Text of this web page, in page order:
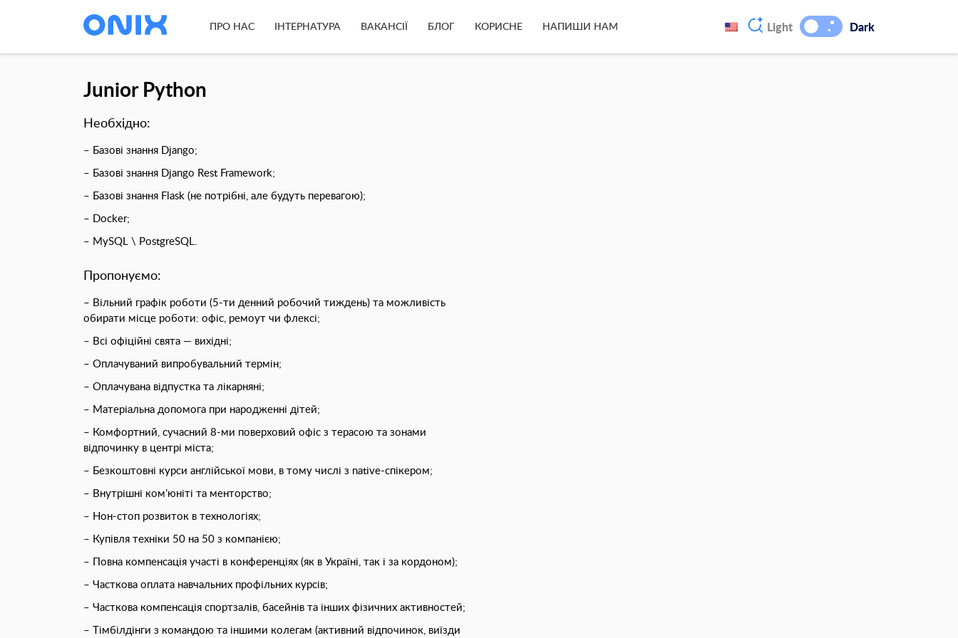
ПРО НАС ІНТЕРНАТУРА ВАКАНСІЇ БЛОГ КОРИСНЕ НАПИШИ НАМ Light Dark
Junior Python
Необхідно:
– Базові знання Django;
– Базові знання Django Rest Framework;
– Базові знання Flask (не потрібні, але будуть перевагою);
– Docker;
– MySQL \ PostgreSQL.
Пропонуємо:
– Вільний графік роботи (5-ти денний робочий тиждень) та можливість
обирати місце роботи: офіс, ремоут чи флексі;
– Всі офіційні свята — вихідні;
– Оплачуваний випробувальний термін;
– Оплачувана відпустка та лікарняні;
– Матеріальна допомога при народженні дітей;
– Комфортний, сучасний 8-ми поверховий офіс з терасою та зонами
відпочинку в центрі міста;
– Безкоштовнi курси англійської мови, в тому числі з native-спікером;
– Внутрішні ком’юніті та менторство;
– Нон-стоп розвиток в технологіях;
– Купівля техніки 50 на 50 з компанією;
– Повна компенсація участі в конференціях (як в Україні, так і за кордоном);
– Часткова оплата навчальних профільних курсів;
– Часткова компенсація спортзалів, басейнів та інших фізичних активностей;
– Тімбілдінги з командою та іншими колегам (активний відпочинок, виїзди